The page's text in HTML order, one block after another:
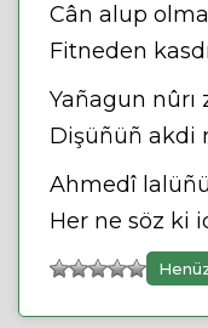
Cân alup
Fitneden
Yañagun nûrı
Dişüñüñ akdi
Ahmedî
Her ne söz ki